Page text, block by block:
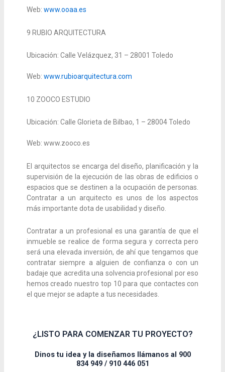
Web: www.ooaa.es
9 RUBIO ARQUITECTURA
Ubicación: Calle Velázquez, 31 – 28001 Toledo
Web: www.rubioarquitectura.com
10 ZOOCO ESTUDIO
Ubicación: Calle Glorieta de Bilbao, 1 – 28004 Toledo
Web: www.zooco.es
El arquitectos se encarga del diseño, planificación y la
supervisión de la ejecución de las obras de edificios o
espacios que se destinen a la ocupación de personas.
Contratar a un arquitecto es unos de los aspectos
más importante dota de usabilidad y diseño.
Contratar a un profesional es una garantía de que el
inmueble se realice de forma segura y correcta pero
será una elevada inversión, de ahí que tengamos que
contratar siempre a alguien de confianza o con un
badaje que acredita una solvencia profesional por eso
hemos creado nuestro top 10 para que contactes con
el que mejor se adapte a tus necesidades.
¿LISTO PARA COMENZAR TU PROYECTO?
Dinos tu idea y la diseñamos llámanos al 900
834 949 / 910 446 051